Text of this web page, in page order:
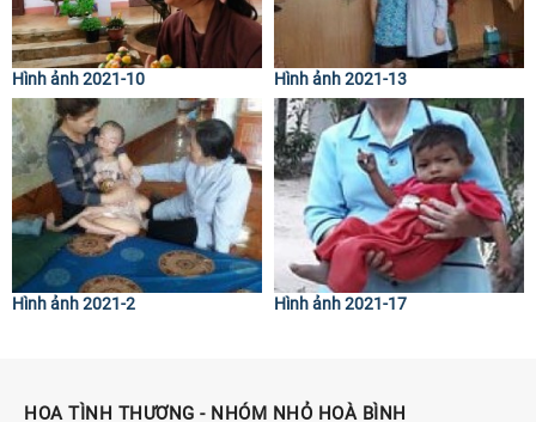
Hình ảnh 2021-10 Hình ảnh 2021-13
Hình ảnh 2021-2 Hình ảnh 2021-17
HOA TÌNH THƯƠNG - NHÓM NHỎ HOÀ BÌNH